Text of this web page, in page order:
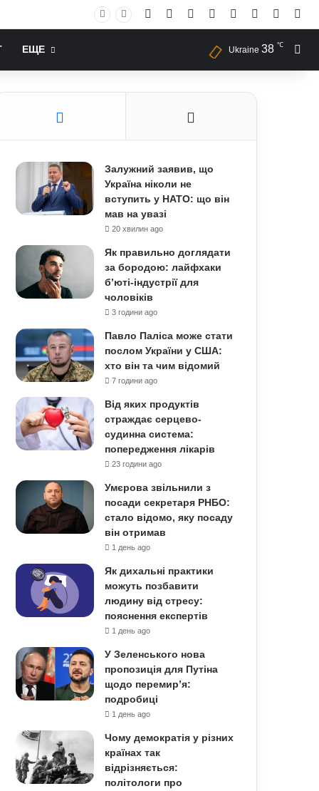
Facebook YouTubeInstagram
RSS Log In
ЕЩЕ Ukraine 38 ℃
Залужний заявив, що
Україна ніколи не
вступить у НАТО: що він
мав на увазі
20 хвилин ago
Як правильно доглядати
за бородою: лайфхаки
б’юті-індустрії для
чоловіків
3 години ago
Павло Паліса може стати
послом України у США:
хто він та чим відомий
7 години ago
Від яких продуктів
страждає серцево-
судинна система:
попередження лікарів
23 години ago
Умєрова звільнили з
посади секретаря РНБО:
стало відомо, яку посаду
він отримав
1 день ago
Як дихальні практики
можуть позбавити
людину від стресу:
пояснення експертів
1 день ago
У Зеленського нова
пропозиція для Путіна
щодо перемир’я:
подробиці
1 день ago
Чому демократія у різних
країнах так
відрізняється:
політологи про